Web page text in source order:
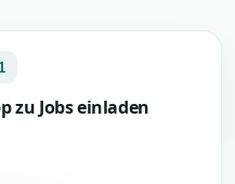
zu Jobs einladen